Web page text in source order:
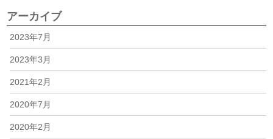
アーカイブ
2023年7月
2023年3月
2021年2月
2020年7月
2020年2月